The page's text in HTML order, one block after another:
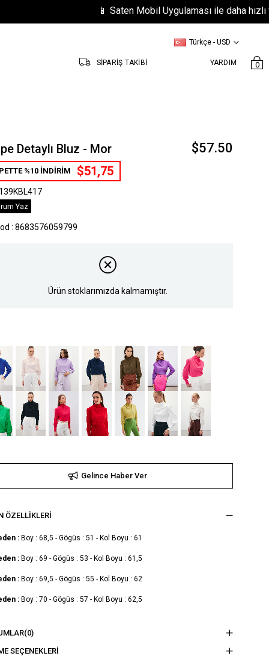
📱 Saten Mobil Uygulaması ile daha hızlı ve
YARDIM
Türkçe - USD
0
SİPARİŞ TAKİBİ
Detaylı Bluz - Mor $57.50
%10 İNDİRİM $51,75
Yaz
: 8683576059799
Ürün stoklarımızda kalmamıştır.
Gelince Haber Ver
ÖZELLIKLERI
: Boy : 68,5 - Gögüs : 51 - Kol Boyu : 61
: Boy : 69 - Gögüs : 53 - Kol Boyu : 61,5
: Boy : 69,5 - Gögüs : 55 - Kol Boyu : 62
: Boy : 70 - Gögüs : 57 - Kol Boyu : 62,5
(0)
SEÇENEKLERI